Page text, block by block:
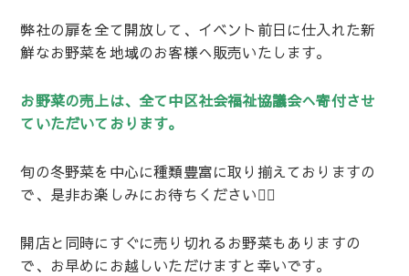
弊社の扉を全て開放して、イベント前日に仕入れた新
鮮なお野菜を地域のお客様へ販売いたします。
お野菜の売上は、全て中区社会福祉協議会へ寄付させ
ていただいております。
旬の冬野菜を中心に種類豊富に取り揃えておりますの
で、是非お楽しみにお待ちください💁‍♀️
開店と同時にすぐに売り切れるお野菜もありますの
で、お早めにお越しいただけますと幸いです。